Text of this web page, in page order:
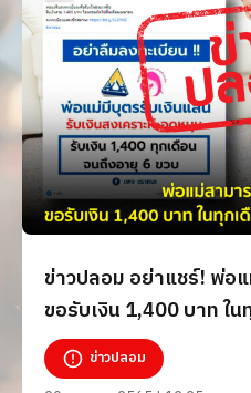
ข่าวปลอม อย่าแชร์! พ่อ
ขอรับเงิน 1,400 บาท ใ
อายุ 6 ขวบ
ข่าวปลอม